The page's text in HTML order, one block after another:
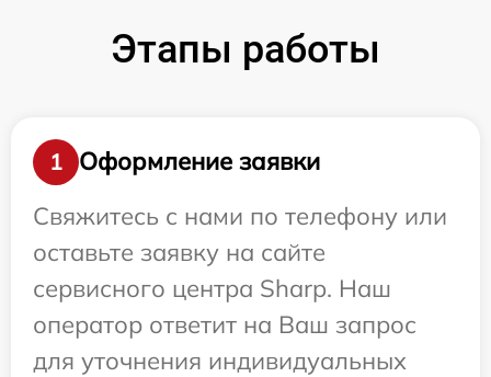
Этапы работы
1
Оформление заявки
Свяжитесь с нами по телефону или
оставьте заявку на сайте
сервисного центра Sharp. Наш
оператор ответит на Ваш запрос
для уточнения индивидуальных